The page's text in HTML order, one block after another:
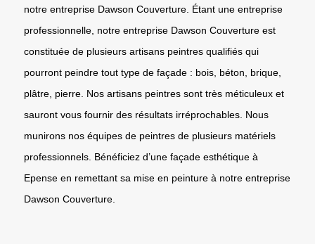
notre entreprise Dawson Couverture. Étant une entreprise
professionnelle, notre entreprise Dawson Couverture est
constituée de plusieurs artisans peintres qualifiés qui
pourront peindre tout type de façade : bois, béton, brique,
plâtre, pierre. Nos artisans peintres sont très méticuleux et
sauront vous fournir des résultats irréprochables. Nous
munirons nos équipes de peintres de plusieurs matériels
professionnels. Bénéficiez d’une façade esthétique à
Epense en remettant sa mise en peinture à notre entreprise
Dawson Couverture.